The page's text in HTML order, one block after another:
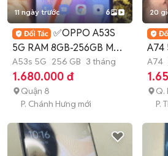
11 ngày trước 6
✅OPPO A53S
5G RAM 8GB-256GB MỚI
100% MẠNH MẼ MƯỢT✅
A53s 5G 256 GB 3 tháng
1.680.000 đ
Quận 8
P. Chánh Hưng mới
20
A74
zin
A74
Q.
P.